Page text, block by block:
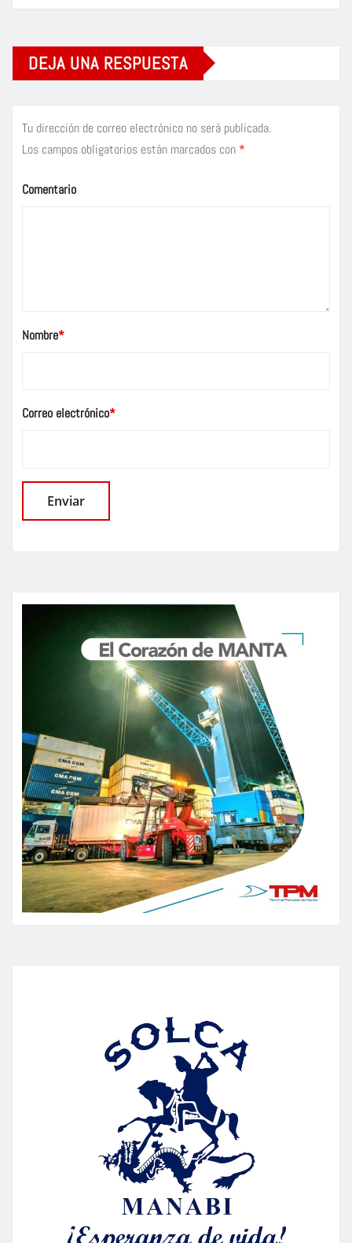
DEJA UNA RESPUESTA
Tu dirección de correo electrónico no será publicada.
Los campos obligatorios están marcados con *
Comentario
Nombre*
Correo electrónico*